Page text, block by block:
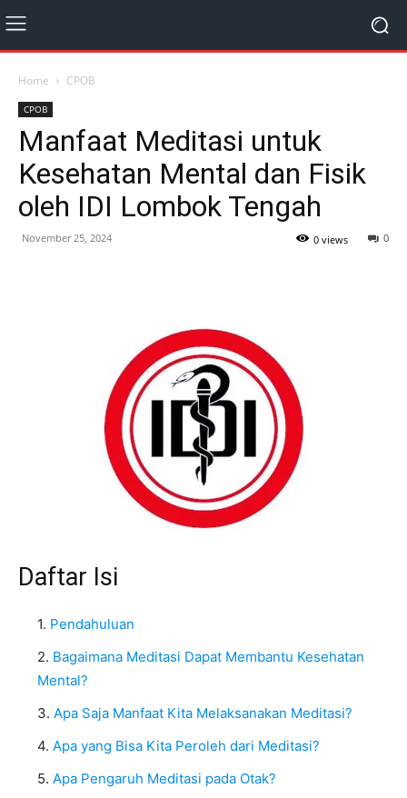
Home CPOB
CPOB
Manfaat Meditasi untuk
Kesehatan Mental dan Fisik
oleh IDI Lombok Tengah
November 25, 2024 0
0 views
Daftar Isi
Pendahuluan
Bagaimana Meditasi Dapat Membantu Kesehatan
Mental?
Apa Saja Manfaat Kita Melaksanakan Meditasi?
Apa yang Bisa Kita Peroleh dari Meditasi?
Apa Pengaruh Meditasi pada Otak?